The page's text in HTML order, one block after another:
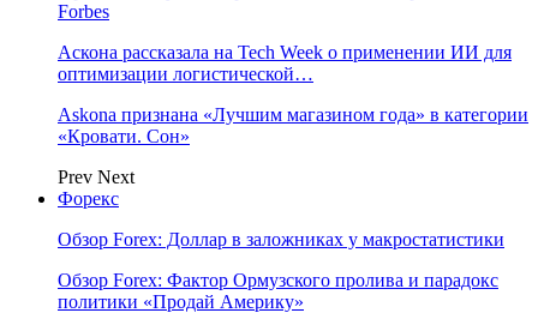
Forbes
Аскона рассказала на Tech Week о применении ИИ для
оптимизации логистической…
Askona признана «Лучшим магазином года» в категории
«Кровати. Сон»
Prev Next
Форекс
Обзор Forex: Доллар в заложниках у макростатистики
Обзор Forex: Фактор Ормузского пролива и парадокс
политики «Продай Америку»